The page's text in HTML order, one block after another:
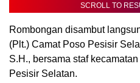
SCROLL TO
Rombongan disambut
(Plt.) Camat Poso Pesisir
S.H., bersama staf
Pesisir Selatan.